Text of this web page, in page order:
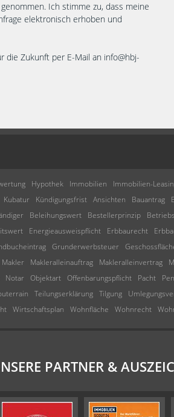
Ich stimme zu, dass meine
elektronisch erhoben und
die Zukunft per E-Mail an info@hbj-
Hypothek Immobilien Immobilien-
Kubatur Kündigungsfrist Ansichten Bauantrag
Beleihungswert Bestellerprinzip
Energieausweispflicht Erbbaurecht
Grunderwerbsteuer
Makler Makleralleinauftrag Makleralleinvertrag
Notar Objektart Offenbarungspflicht Pacht
Teilungserklärung Tilgung
Wirtschaftsplan Wohnfläche Wohnrecht
PARTNER &